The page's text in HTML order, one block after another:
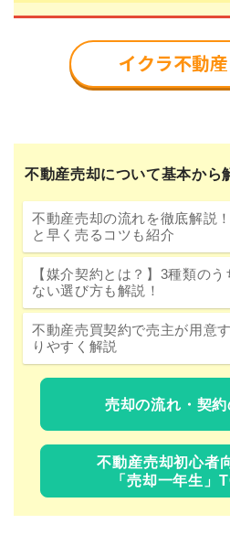
不動産売却について基本から
不動産売却の流れを徹底解説
と早く売るコツも紹介
【媒介契約とは？】3種類の
ない選び方も解説！
不動産売買契約で売主が用意
りやすく解説
売却の流れ・契
不動産売却初心者
「売却一年生」